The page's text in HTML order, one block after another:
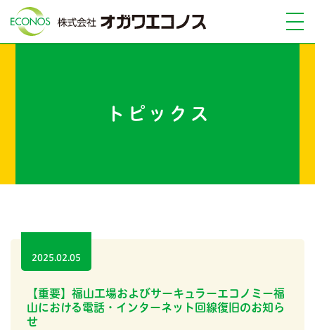
トピックス
2025.02.05
【重要】福山工場およびサーキュラーエコノミー福
山における電話・インターネット回線復旧のお知ら
せ